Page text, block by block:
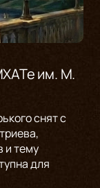
им. М.
снят с
и тему
для